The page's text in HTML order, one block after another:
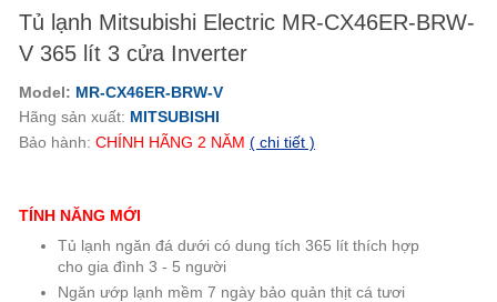
Tủ lạnh Mitsubishi Electric MR-CX46ER-BRW-
V 365 lít 3 cửa Inverter
Model: MR-CX46ER-BRW-V
Hãng sản xuất: MITSUBISHI
Bảo hành: CHÍNH HÃNG 2 NĂM ( chi tiết )
TÍNH NĂNG MỚI
Tủ lạnh ngăn đá dưới có dung tích 365 lít thích hợp
cho gia đình 3 - 5 người
Ngăn ướp lạnh mềm 7 ngày bảo quản thịt cá tươi